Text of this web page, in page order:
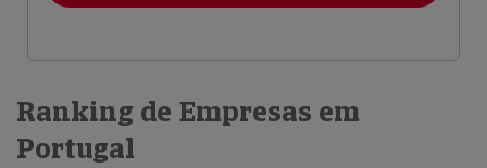
Ranking de Empresas em
Portugal